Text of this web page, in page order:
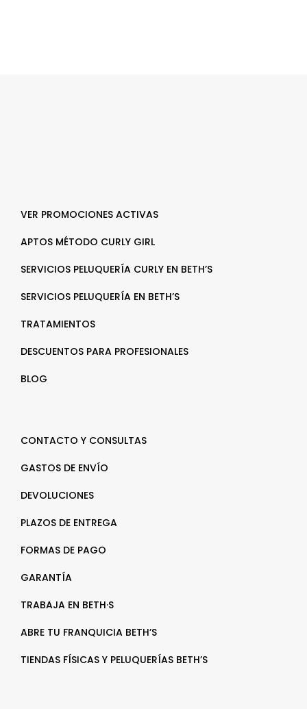
VER PROMOCIONES ACTIVAS
APTOS MÉTODO CURLY GIRL
SERVICIOS PELUQUERÍA CURLY EN BETH’S
SERVICIOS PELUQUERÍA EN BETH’S
TRATAMIENTOS
DESCUENTOS PARA PROFESIONALES
BLOG
CONTACTO Y CONSULTAS
GASTOS DE ENVÍO
DEVOLUCIONES
PLAZOS DE ENTREGA
FORMAS DE PAGO
GARANTÍA
TRABAJA EN BETH·S
ABRE TU FRANQUICIA BETH’S
TIENDAS FÍSICAS Y PELUQUERÍAS BETH’S